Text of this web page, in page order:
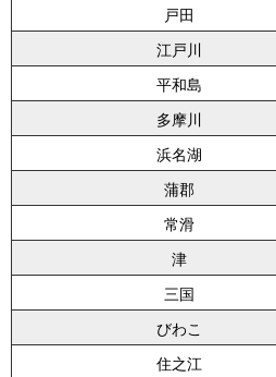
戸田
江戸川
平和島
多摩川
浜名湖
蒲郡
常滑
津
三国
びわこ
住之江